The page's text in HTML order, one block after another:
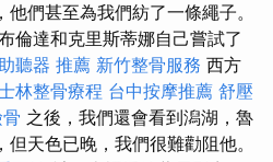
們甚至為我們紡了一條繩子。
倫達和克里斯蒂娜自己嘗試了
聽器 推薦 新竹整骨服務 西方
林整骨療程 台中按摩推薦 舒壓
之後，我們還會看到潟湖，魯
天色已晚，我們很難勸阻他。